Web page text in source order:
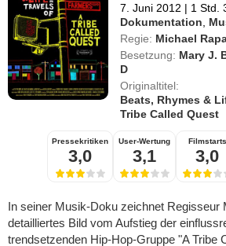
7. Juni 2012 | 1 Std.
Dokumentation
Regie: Michael
Besetzung: Mary J.
D
Originaltitel:
Beats, Rhymes &
Tribe Called Quest
Pressekritiken
3,0
User-Wertung
3,1
Filmstarts
3,0
In seiner Musik-Doku zeichnet Regisseur
detailliertes Bild vom Aufstieg der
trendsetzenden Hip-Hop-Gruppe "A Tribe